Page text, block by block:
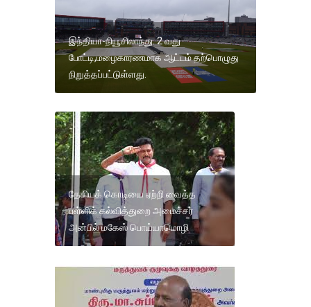
இந்தியா-நியூசிலாந்து. 2 வது
போட்டி,மழைகாரணமாக ஆட்டம் தற்பொழுது
நிறுத்தப்பட்டுள்ளது.
தேசியக் கொடியை ஏற்றி வைத்த
பள்ளிக் கல்வித்துறை அமைச்சர்
அன்பில் மகேஸ் பொய்யாமொழி